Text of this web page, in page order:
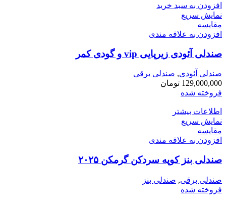
افزودن به سبد خرید
نمایش سریع
مقايسه
افزودن به علاقه مندی
صندلی آئودی زیرپایی vip و گودی کمر
صندلی آئودی, صندلی برقی
129,000,000 تومان
فروخته شده
اطلاعات بیشتر
نمایش سریع
مقايسه
افزودن به علاقه مندی
صندلی بنز کوپه سردکن گرمکن ۲۰۲۵
صندلی برقی, صندلی بنز
فروخته شده